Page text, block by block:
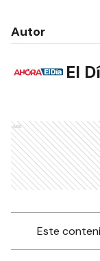
Autor
El
Ads
Este